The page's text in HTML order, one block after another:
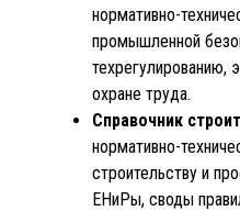
нормативно-
промышленной
техрегулированию,
охране труда.
Справочник
нормативно-
строительству и
ЕНиРы, своды